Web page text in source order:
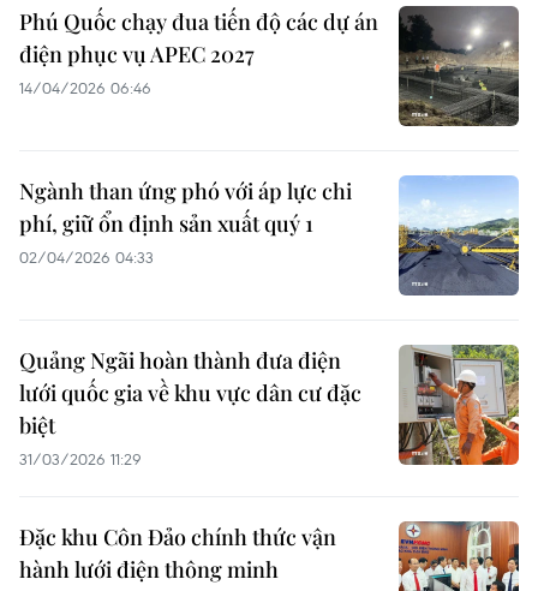
Phú Quốc chạy đua tiến độ các dự án
điện phục vụ APEC 2027
14/04/2026 06:46
Ngành than ứng phó với áp lực chi
phí, giữ ổn định sản xuất quý 1
02/04/2026 04:33
Quảng Ngãi hoàn thành đưa điện
lưới quốc gia về khu vực dân cư đặc
biệt
31/03/2026 11:29
Đặc khu Côn Đảo chính thức vận
hành lưới điện thông minh